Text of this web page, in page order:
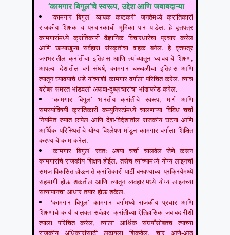
‘कामगार बिगुल’चे स्वरूप, उद्देश आणि जबाबदाऱ्या
‘कामगार बिगुल’ व्यापक कष्टकरी जनतेमध्ये क्रांतिकारी
राजकीय शिक्षक व प्रचारकाची भूमिका पार पाडेल. हे वृत्तपत्र
कामगारांमध्ये क्रांतिकारी वैज्ञानिक विचारधारेचा प्रचार करेल
आणि खऱ्याखुऱ्या सर्वहारा संस्कृतीचा वाहक बनेल. हे वृत्तपत्र
जगभरातील क्रांतींचा इतिहास आणि त्यांच्यातून घ्यावयाचे शिक्षण,
आपल्या देशातील वर्ग संघर्ष, कामगार चळवळीचा इतिहास आणि
त्यातून घ्यावयाचे धडे यांच्याशी कामगार वर्गाला परिचित करेल. त्याच
बरोबर समस्त भांडवली अफवा-दुष्प्रचारांचा भांडाफोड करेल.
‘कामगार बिगुल’ भारतीय क्रांतीचे स्वरूप, मार्ग आणि
समस्यांविषयी क्रांतिकारी कम्युनिस्टांमध्ये चालणाऱ्या विविध चर्चा
नियमित रुपात छापेल आणि देश-विदेशातील राजकीय घटना आणि
आर्थिक परिस्थितीचे योग्य विश्लेषण मांडून कामगार वर्गाला शिक्षित
करण्याचे काम करेल.
‘कामगार बिगुल’ स्वतः अश्या चर्चा चालवेल जेणे करून
कामगारांचे राजकीय शिक्षण होईल. तसेच त्यांच्यामध्ये योग्य लाइनची
समज विकसित होऊन ते क्रांतिकारी पार्टी बनवण्याच्या प्रक्रियेमध्ये
सहभागी होऊ शकतील आणि त्यातून व्यवहारामध्ये योग्य लाइनच्या
सत्यापानचा आधार तयार होऊ शकेल.
‘कामगार बिगुल’ कामगार वर्गामध्ये राजकीय प्रचार आणि
शिक्षणाचे कार्य चालवत सर्वहारा क्रांतीच्या ऐतिहासिक जबाबदारीशी
त्याला परिचित करेल, त्याला आर्थिक संघर्षांसोबतच त्याच्या
राजकीय अधिकारांसाठी लढायला शिकवेल, चार आणे-आठ